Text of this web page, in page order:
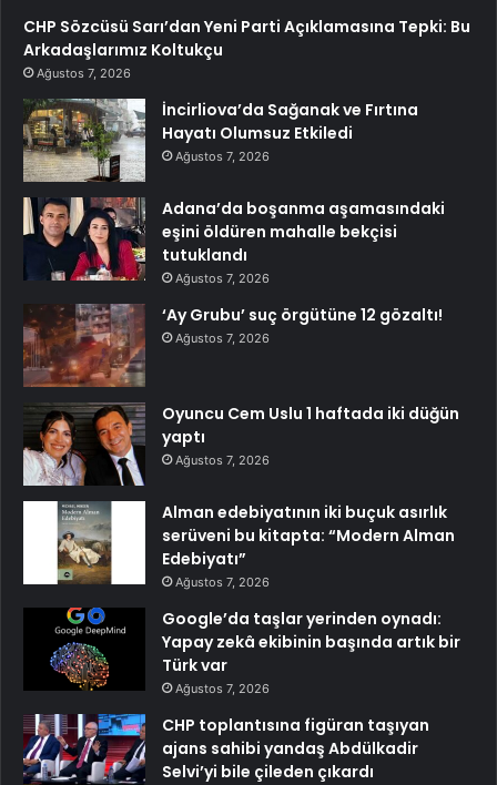
CHP Sözcüsü Sarı’dan Yeni Parti Açıklamasına Tepki: Bu
Arkadaşlarımız Koltukçu
Ağustos 7, 2026
İncirliova’da Sağanak ve Fırtına
Hayatı Olumsuz Etkiledi
Ağustos 7, 2026
Adana’da boşanma aşamasındaki
eşini öldüren mahalle bekçisi
tutuklandı
Ağustos 7, 2026
‘Ay Grubu’ suç örgütüne 12 gözaltı!
Ağustos 7, 2026
Oyuncu Cem Uslu 1 haftada iki düğün
yaptı
Ağustos 7, 2026
Alman edebiyatının iki buçuk asırlık
serüveni bu kitapta: “Modern Alman
Edebiyatı”
Ağustos 7, 2026
Google’da taşlar yerinden oynadı:
Yapay zekâ ekibinin başında artık bir
Türk var
Ağustos 7, 2026
CHP toplantısına figüran taşıyan
ajans sahibi yandaş Abdülkadir
Selvi’yi bile çileden çıkardı